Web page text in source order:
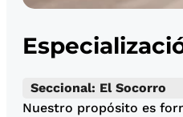
Seccional: El Socorro
Nuestro propósito es